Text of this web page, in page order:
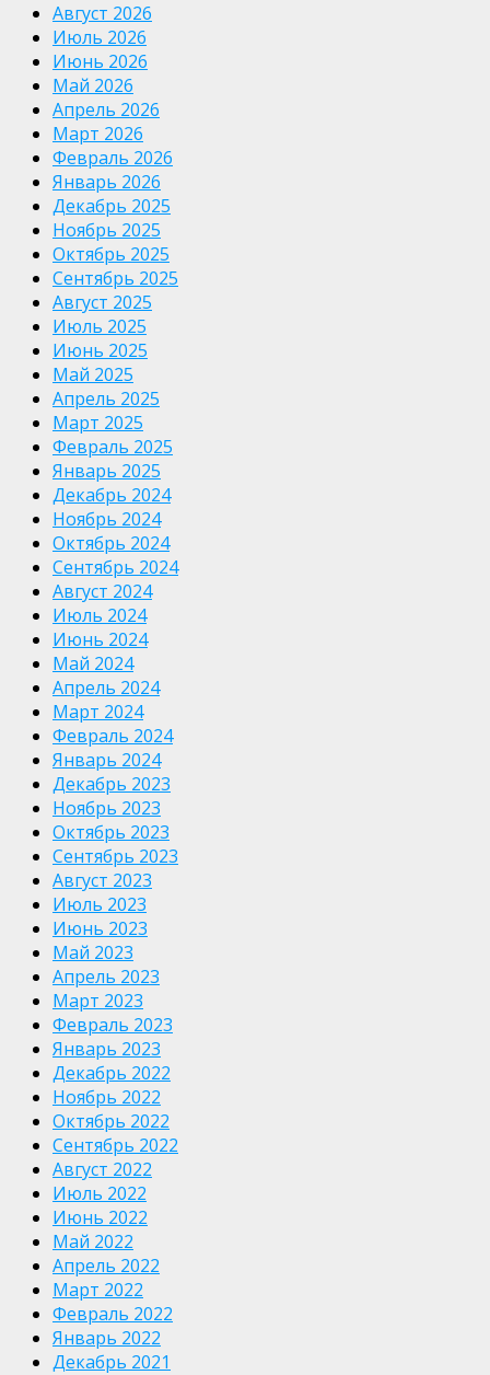
Август 2026
Июль 2026
Июнь 2026
Май 2026
Апрель 2026
Март 2026
Февраль 2026
Январь 2026
Декабрь 2025
Ноябрь 2025
Октябрь 2025
Сентябрь 2025
Август 2025
Июль 2025
Июнь 2025
Май 2025
Апрель 2025
Март 2025
Февраль 2025
Январь 2025
Декабрь 2024
Ноябрь 2024
Октябрь 2024
Сентябрь 2024
Август 2024
Июль 2024
Июнь 2024
Май 2024
Апрель 2024
Март 2024
Февраль 2024
Январь 2024
Декабрь 2023
Ноябрь 2023
Октябрь 2023
Сентябрь 2023
Август 2023
Июль 2023
Июнь 2023
Май 2023
Апрель 2023
Март 2023
Февраль 2023
Январь 2023
Декабрь 2022
Ноябрь 2022
Октябрь 2022
Сентябрь 2022
Август 2022
Июль 2022
Июнь 2022
Май 2022
Апрель 2022
Март 2022
Февраль 2022
Январь 2022
Декабрь 2021